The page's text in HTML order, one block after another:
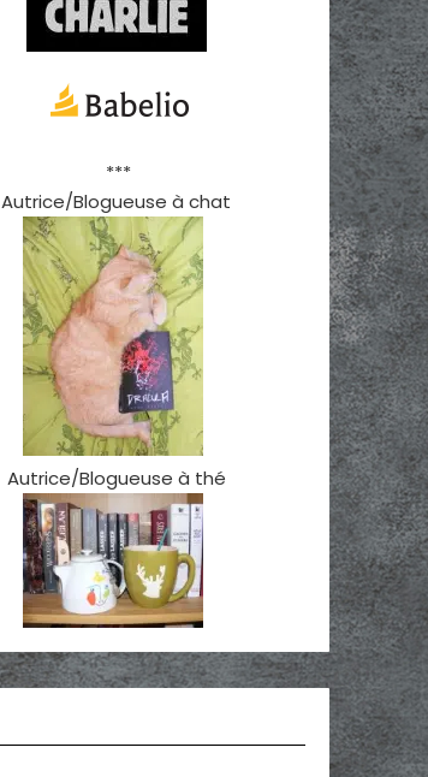
***
Autrice/Blogueuse à chat
Autrice/Blogueuse à thé